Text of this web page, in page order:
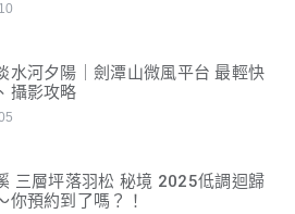
水河夕陽｜劍潭山微風平台 最輕快
攝影攻略
三層坪落羽松 秘境 2025低調迴歸
你預約到了嗎？！